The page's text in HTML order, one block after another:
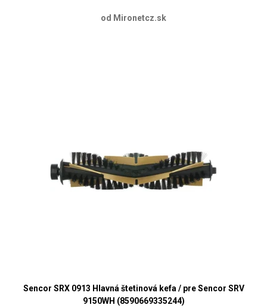
od Mironetcz.sk
Sencor SRX 0913 Hlavná štetinová kefa / pre Sencor SRV
9150WH (8590669335244)